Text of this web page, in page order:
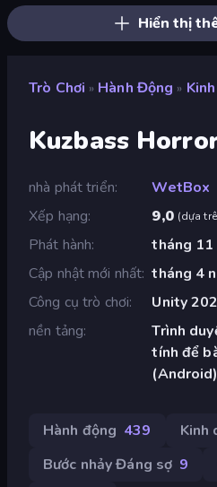
Hiển thị
Trò Chơi » Hành Động »
Kuzbass
nhà phát triển
WetBox
Xếp hạng
9,0 (dựa
Phát hành
tháng 11
Cập nhật mới nhất tháng 4
Công cụ trò chơi
Unity
nền tảng
Trình
tính để
(Android)
Hành động 439 Kinh
Bước nhảy Đáng sợ 9